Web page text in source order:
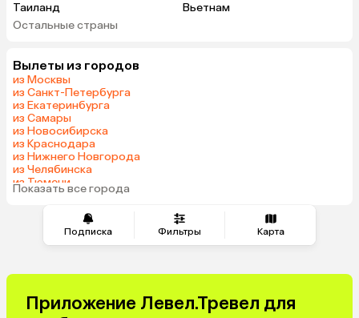
Подписка Фильтры Карта
Таиланд
Вьетнам
ОАЭ
Армения
Казахстан
Узбекистан
Сербия
Киргизия
Саудовская Аравия
Венгрия
Остальные страны
Вылеты из городов
из Москвы
из Санкт-Петербурга
из Екатеринбурга
из Самары
из Новосибирска
из Краснодара
из Нижнего Новгорода
из Челябинска
из Тюмени
из Минеральных Вод
Показать все города
Приложение Левел.Тревел для